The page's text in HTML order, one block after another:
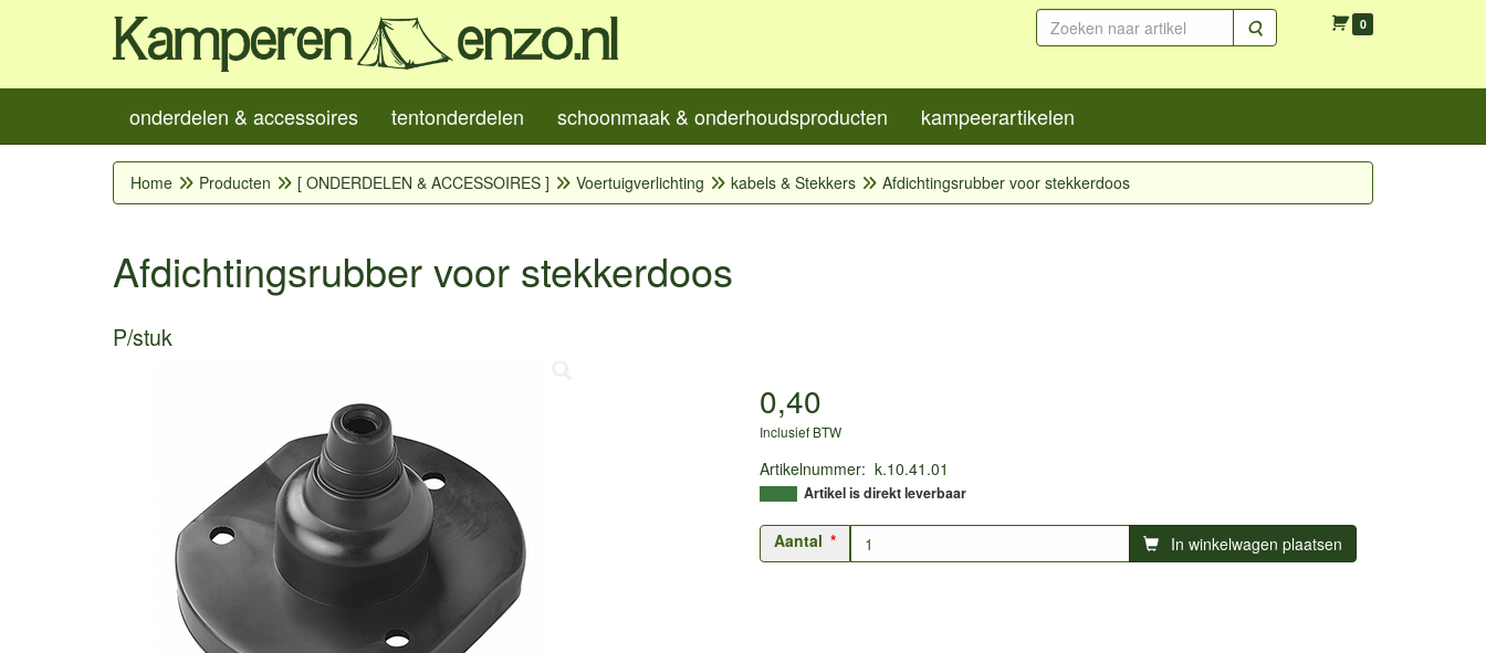
Zoeken 0
onderdelen & accessoires tentonderdelen schoonmaak & onderhoudsproducten kampeerartikelen
Home Producten [ ONDERDELEN & ACCESSOIRES ] Voertuigverlichting kabels & Stekkers Afdichtingsrubber voor stekkerdoos
Afdichtingsrubber voor stekkerdoos
P/stuk
0,40
Inclusief BTW
Artikelnummer: k.10.41.01
Artikel is direkt leverbaar
Aantal In winkelwagen plaatsen